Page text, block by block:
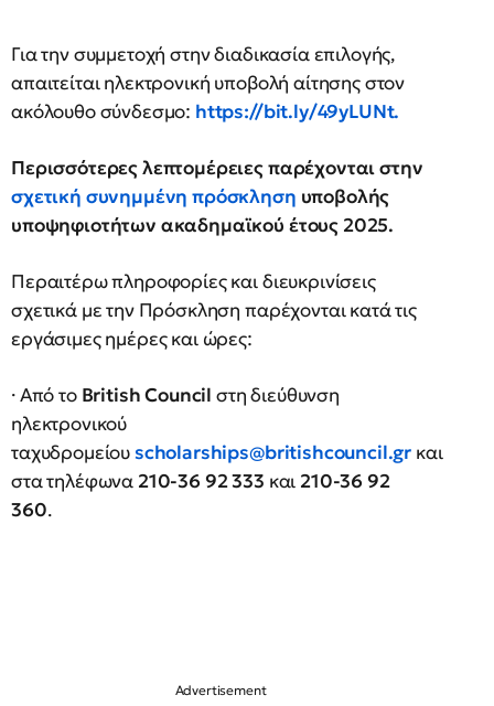
Για την συμμετοχή στην διαδικασία επιλογής,
απαιτείται ηλεκτρονική υποβολή αίτησης στον
ακόλουθο σύνδεσμο: https://bit.ly/49yLUNt.
Περισσότερες λεπτομέρειες παρέχονται στην
σχετική συνημμένη πρόσκληση υποβολής
υποψηφιοτήτων ακαδημαϊκού έτους 2025.
Περαιτέρω πληροφορίες και διευκρινίσεις
σχετικά με την Πρόσκληση παρέχονται κατά τις
εργάσιμες ημέρες και ώρες:
· Από το Βritish Council στη διεύθυνση
ηλεκτρονικού
ταχυδρομείουscholarships@britishcouncil.gr και
στα τηλέφωνα 210-36 92 333 και 210-36 92
360.